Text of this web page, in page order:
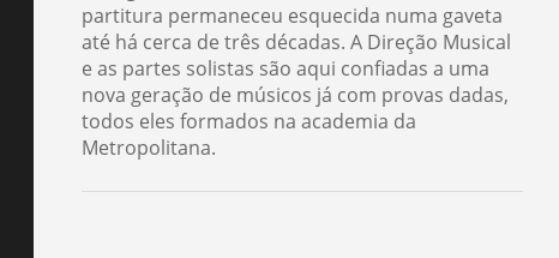
partitura permaneceu esquecida numa gaveta
até há cerca de três décadas. A Direção Musical
e as partes solistas são aqui confiadas a uma
nova geração de músicos já com provas dadas,
todos eles formados na academia da
Metropolitana.